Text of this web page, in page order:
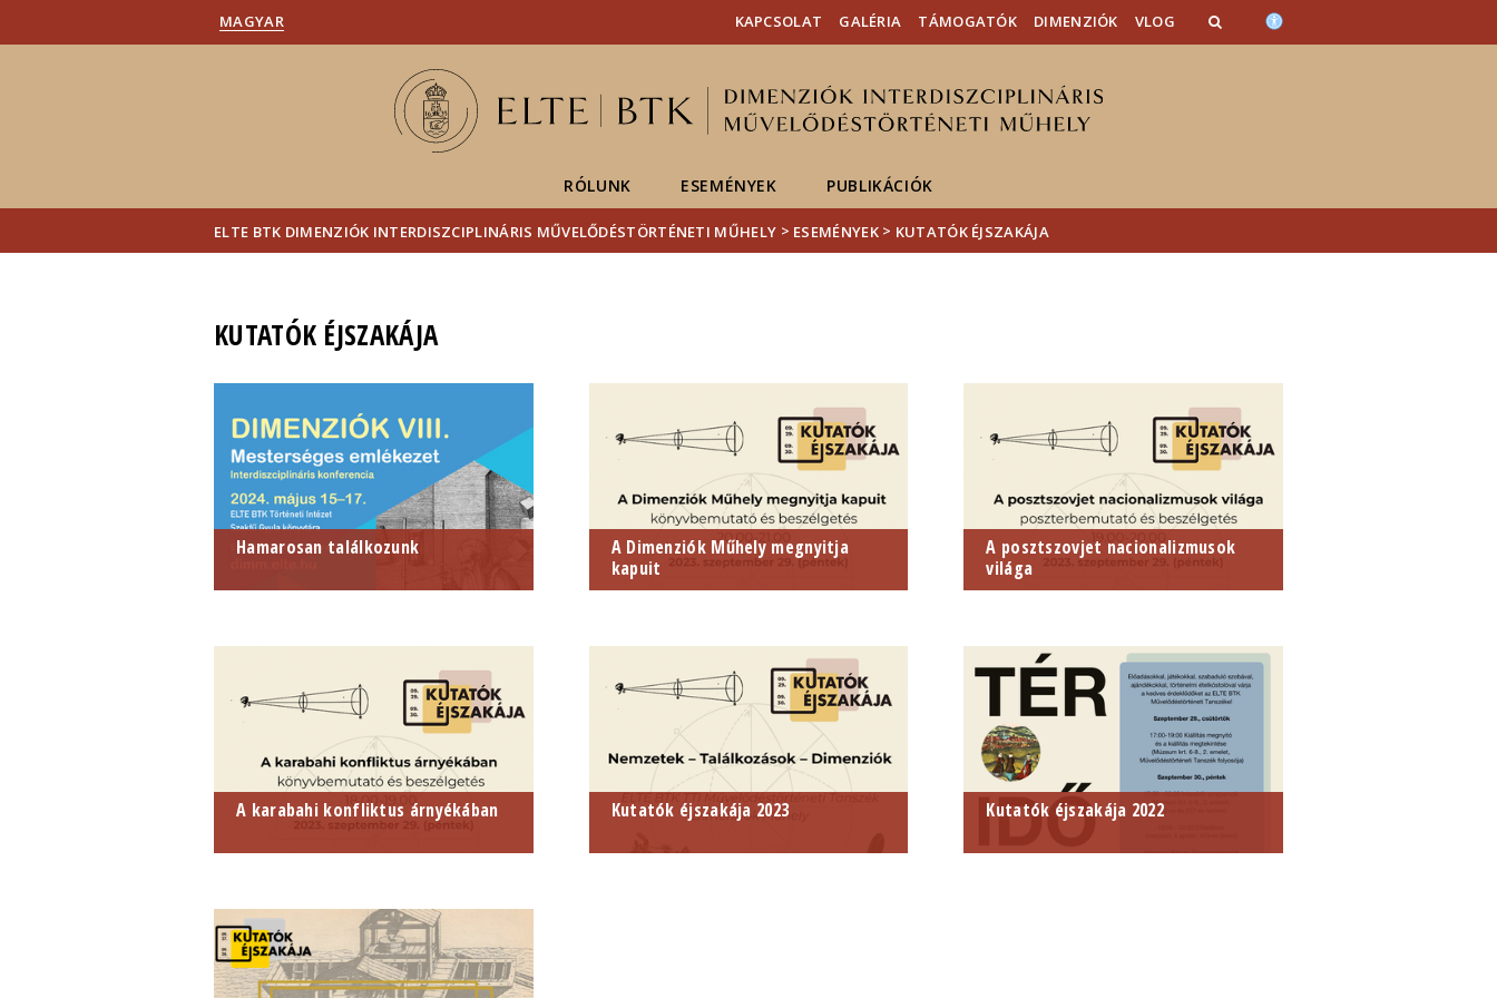
Hírek
Események
ELTE a
MAGYAR KAPCSOLAT GALÉRIA TÁMOGATÓK DIMENZIÓK VLOG
RÓLUNK ESEMÉNYEK PUBLIKÁCIÓK
ELTE BTK DIMENZIÓK INTERDISZCIPLINÁRIS MŰVELŐDÉSTÖRTÉNETI MŰHELY > ESEMÉNYEK > KUTATÓK ÉJSZAKÁJA
KUTATÓK ÉJSZAKÁJA
Hamarosan találkozunk
A Dimenziók Műhely megnyitja
kapuit
A posztszovjet nacionalizmusok
világa
A karabahi konfliktus árnyékában Kutatók éjszakája 2023 Kutatók éjszakája 2022